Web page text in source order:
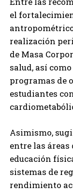
el
realización
de Masa
salud, así
programas de
estudiantes
Asimismo,
entre las
educación
sistemas de
rendimiento